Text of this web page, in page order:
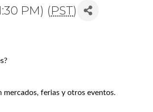
PM) (PST)
mercados, ferias y otros eventos.